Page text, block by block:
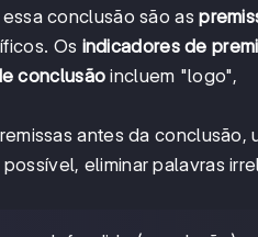
conclusão são as
Os indicadores de
conclusão incluem "logo",
antes da conclusão,
eliminar palavras